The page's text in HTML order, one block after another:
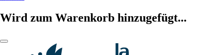
Wird zum Warenkorb hinzugefügt...